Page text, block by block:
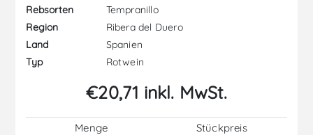
Rebsorten
Tempranillo
Region
Ribera del Duero
Land
Spanien
Typ
Rotwein
€20,71 inkl. MwSt.
Menge
Stückpreis